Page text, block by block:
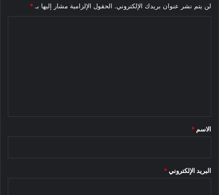
لن يتم نشر عنوان بريدك الإلكتروني. الحقول الإلزامية مشار إليها بـ *
*
الاسم *
البريد الإلكتروني *